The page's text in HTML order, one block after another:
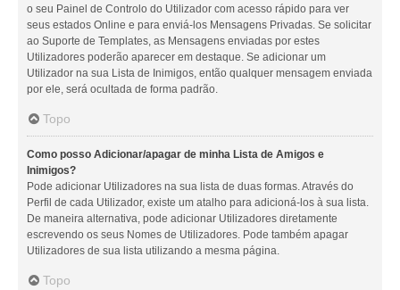
o seu Painel de Controlo do Utilizador com acesso rápido para ver
seus estados Online e para enviá-los Mensagens Privadas. Se solicitar
ao Suporte de Templates, as Mensagens enviadas por estes
Utilizadores poderão aparecer em destaque. Se adicionar um
Utilizador na sua Lista de Inimigos, então qualquer mensagem enviada
por ele, será ocultada de forma padrão.
Topo
Como posso Adicionar/apagar de minha Lista de Amigos e
Inimigos?
Pode adicionar Utilizadores na sua lista de duas formas. Através do
Perfil de cada Utilizador, existe um atalho para adicioná-los à sua lista.
De maneira alternativa, pode adicionar Utilizadores diretamente
escrevendo os seus Nomes de Utilizadores. Pode também apagar
Utilizadores de sua lista utilizando a mesma página.
Topo